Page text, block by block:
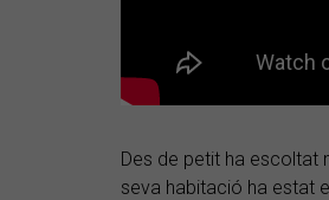
Des de petit ha escoltat
seva habitació ha estat